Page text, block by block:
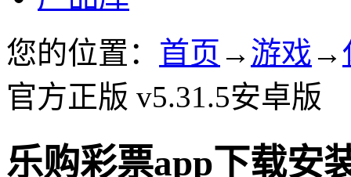
您的位置： 首页 → 游戏 →
官方正版 v5.31.5安卓版
乐购彩票app下载安